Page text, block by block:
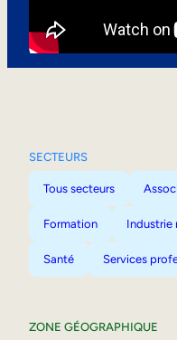
SECTEURS
Tous secteurs
Formation Industrie
Santé Services
ZONE GÉOGRAPHIQUE